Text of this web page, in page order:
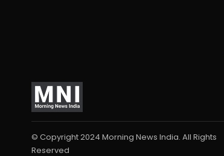
© Copyright 2024 Morning News India. All Rights
Reserved